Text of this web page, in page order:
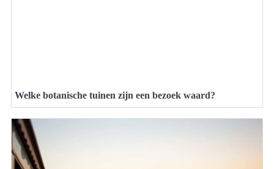
Welke botanische tuinen zijn een bezoek waard?